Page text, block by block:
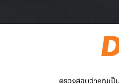
ตรวจสอบว่าคุณเป็